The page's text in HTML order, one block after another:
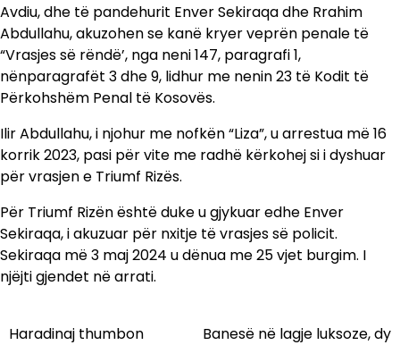
Avdiu, dhe të pandehurit Enver Sekiraqa dhe Rrahim
Abdullahu, akuzohen se kanë kryer veprën penale të
“Vrasjes së rëndë’, nga neni 147, paragrafi 1,
nënparagrafët 3 dhe 9, lidhur me nenin 23 të Kodit të
Përkohshëm Penal të Kosovës.
Ilir Abdullahu, i njohur me nofkën “Liza”, u arrestua më 16
korrik 2023, pasi për vite me radhë kërkohej si i dyshuar
për vrasjen e Triumf Rizës.
Për Triumf Rizën është duke u gjykuar edhe Enver
Sekiraqa, i akuzuar për nxitje të vrasjes së policit.
Sekiraqa më 3 maj 2024 u dënua me 25 vjet burgim. I
njëjti gjendet në arrati.
Lëvizje
Haradinaj thumbon Banesë në lagje luksoze, dy